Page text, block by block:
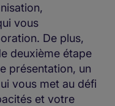
vous
De plus,
deuxième étape
présentation, un
vous met au défi
et votre